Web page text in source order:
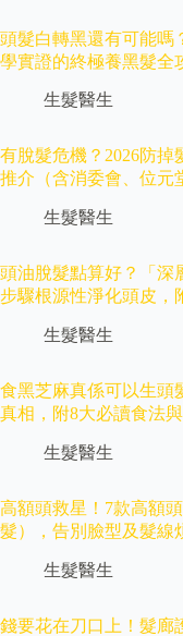
頭髮白轉黑還有可能嗎
學實證的終極養黑髮全
生髮醫生
有脫髮危機？2026防掉
推介（含消委會、位元
生髮醫生
頭油脫髮點算好？「深
步驟根源性淨化頭皮，
生髮醫生
食黑芝麻真係可以生頭
真相，附8大必讀食法
生髮醫生
高額頭救星！7款高額
髮），告別臉型及髮線
生髮醫生
錢要花在刀口上！髮廊